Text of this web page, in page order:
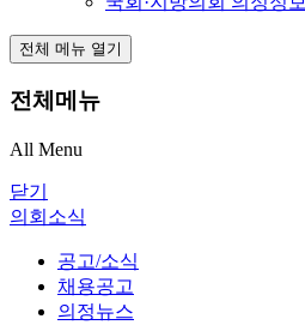
전체 메뉴 열기
전체메뉴
All Menu
닫기
의회소식
공고/소식
채용공고
의정뉴스